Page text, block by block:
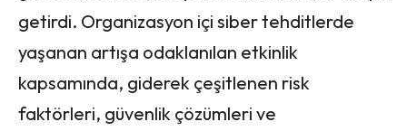
getirdi. Organizasyon içi siber tehditlerde
yaşanan artışa odaklanılan etkinlik
kapsamında, giderek çeşitlenen risk
faktörleri, güvenlik çözümleri ve